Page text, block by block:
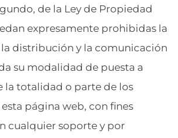
de la Ley de Propiedad
expresamente prohibidas la
distribución y la comunicación
su modalidad de puesta a
la totalidad o parte de los
página web, con fines
cualquier soporte y por